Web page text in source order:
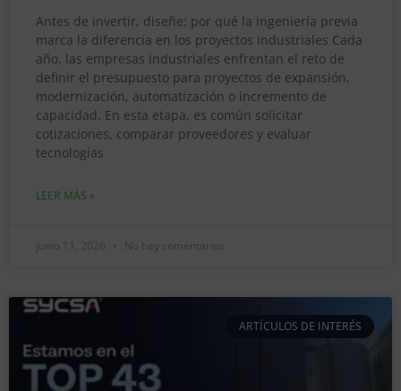
Antes de invertir, diseñe: por qué la ingeniería previa
marca la diferencia en los proyectos industriales Cada
año, las empresas industriales enfrentan el reto de
definir el presupuesto para proyectos de expansión,
modernización, automatización o incremento de
capacidad. En esta etapa, es común solicitar
cotizaciones, comparar proveedores y evaluar
tecnologías
LEER MÁS »
junio 11, 2026 No hay comentarios
ARTÍCULOS DE INTERÉS